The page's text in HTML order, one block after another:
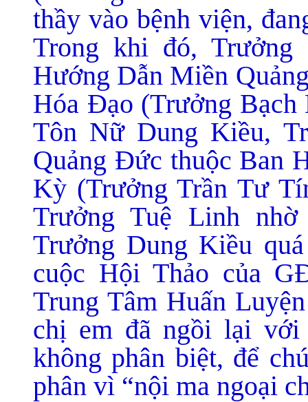
thầy vào bệnh viện,
Trong khi đó, Trưởng
Hướng Dẫn Miền
Hóa Đạo (Trưởng
Tôn Nữ Dung Kiều,
Quảng Đức thuộc Ban
Kỳ (Trưởng Trần Tư
Trưởng Tuệ Linh
Trưởng Dung Kiều
cuộc Hội Thảo của
Trung Tâm Huấn
chị em đã ngồi lại với
không phân biệt, để
phân vì “nội ma ngoại